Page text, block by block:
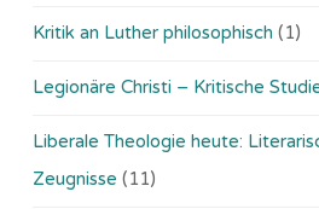
Kritik an Luther philosophisch (1)
Legionäre Christi – Kritische
Liberale Theologie heute:
Zeugnisse (11)